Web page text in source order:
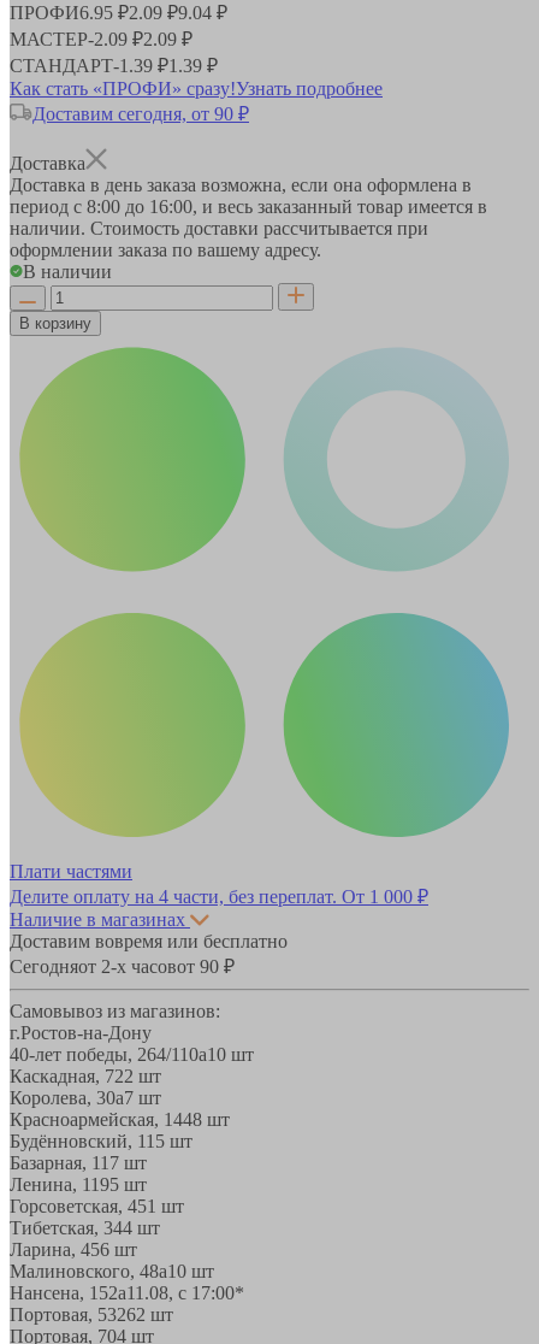
ПРОФИ6.95 ₽2.09 ₽9.04 ₽
МАСТЕР-2.09 ₽2.09 ₽
СТАНДАРТ-1.39 ₽1.39 ₽
Как стать «ПРОФИ» сразу!Узнать подробнее
Доставим сегодня, от 90 ₽
Доставка
Доставка в день заказа возможна, если она оформлена в
период с 8:00 до 16:00, и весь заказанный товар имеется в
наличии. Стоимость доставки рассчитывается при
оформлении заказа по вашему адресу.
В наличии
В корзину
Плати частями
Делите оплату на 4 части, без переплат. От 1 000 ₽
Наличие в магазинах
Доставим вовремя или бесплатно
Сегодняот 2-х часовот 90 ₽
Самовывоз из магазинов:
г.Ростов-на-Дону
40-лет победы, 264/110а10 шт
Каскадная, 722 шт
Королева, 30а7 шт
Красноармейская, 1448 шт
Будённовский, 11 5 шт
Базарная, 11 7 шт
Ленина, 1195 шт
Горсоветская, 451 шт
Тибетская, 344 шт
Ларина, 456 шт
Малиновского, 48а10 шт
Нансена, 152а11.08, с 17:00*
Портовая, 53262 шт
Портовая, 704 шт